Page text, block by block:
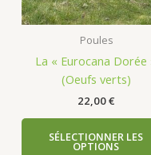
Poules
La « Eurocana Dorée
(Oeufs verts)
22,00€
SÉLECTIONNER LES
OPTIONS